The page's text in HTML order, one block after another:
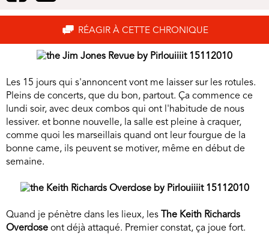
RÉAGIR À CETTE CHRONIQUE
Les 15 jours qui s'annoncent vont me laisser sur les rotules.
Pleins de concerts, que du bon, partout. Ça commence ce
lundi soir, avec deux combos qui ont l'habitude de nous
lessiver. et bonne nouvelle, la salle est pleine à craquer,
comme quoi les marseillais quand ont leur fourgue de la
bonne came, ils peuvent se motiver, même en début de
semaine.
Quand je pénètre dans les lieux, les
The Keith Richards
Overdose ont déjà attaqué. Premier constat, ça joue fort.